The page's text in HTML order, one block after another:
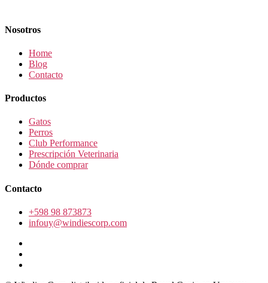
Nosotros
Home
Blog
Contacto
Productos
Gatos
Perros
Club Performance
Prescripción Veterinaria
Dónde comprar
Contacto
+598 98 873873
infouy@windiescorp.com